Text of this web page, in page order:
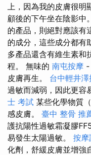
上，因為我的皮膚很明
顧後的下午坐在陰影中
的產品，則絕對應該有
的成分，這些成分都有
多產品還含有維生素和
程。 無味的 南屯按摩 -
皮膚再生。 台中輕井
過敏而減弱，因此更容
士 考試 某些化學物質
感皮膚。 臺中 整骨 推
護抗陽性過敏霜凝膠
易發生太陽過敏。 按摩
化劑，舒緩皮膚並增強